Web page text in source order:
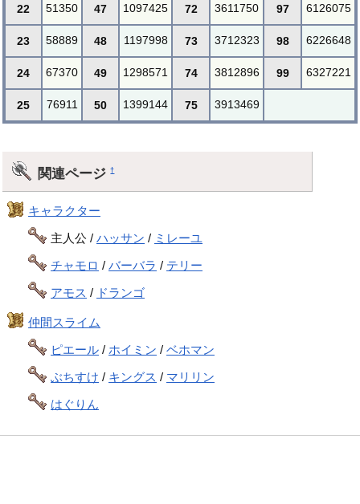
22 51350 47 1097425 72 3611750 97 6126075
23 58889 48 1197998 73 3712323 98 6226648
24 67370 49 1298571 74 3812896 99 6327221
25 76911 50 1399144 75 3913469
関連ページ†
キャラクター
主人公 /ハッサン / ミレーユ
チャモロ /バーバラ / テリー
アモス / ドランゴ
仲間スライム
ピエール / ホイミン /ベホマン
ぶちすけ / キングス / マリリン
はぐりん